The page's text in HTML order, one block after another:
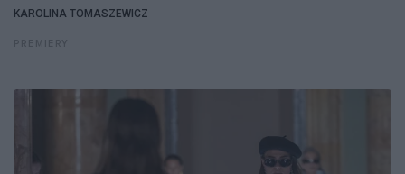
KAROLINA TOMASZEWICZ